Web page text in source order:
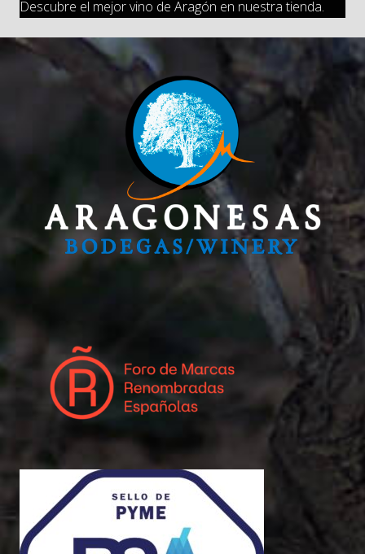
Descubre el mejor vino de Aragón en nuestra tienda.